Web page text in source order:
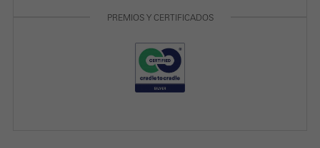
PREMIOS Y CERTIFICADOS